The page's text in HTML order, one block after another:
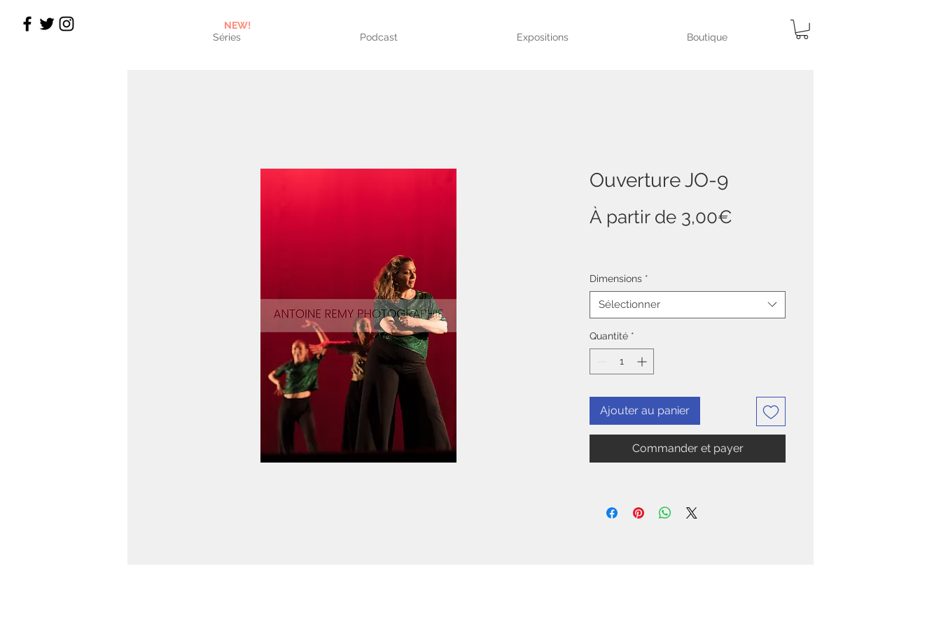
Séries Podcast Expositions Boutique
NEW!
Ouverture JO-9
À partir de 3,00€
Dimensions *
Sélectionner
Quantité *
Ajouter au panier
Commander et payer